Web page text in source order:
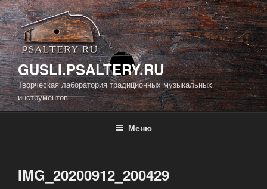
Перейти
к
содержимому
GUSLI.PSALTERY.RU
Творческая лаборатория традиционных музыкальных
инструментов
Меню
IMG_20200912_200429